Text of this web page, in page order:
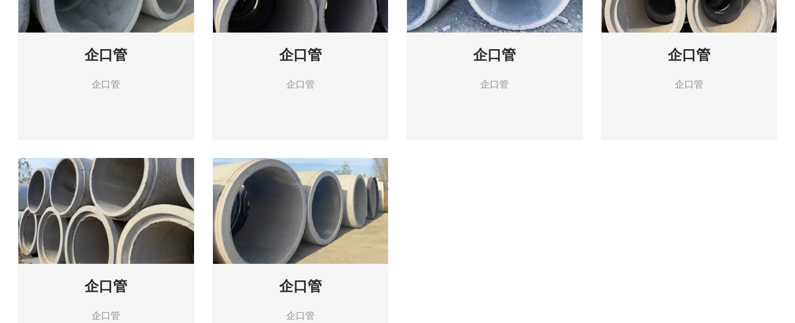
企口管
企口管
企口管
企口管
企口管
企口管
企口管
企口管
企口管
企口管
企口管
企口管